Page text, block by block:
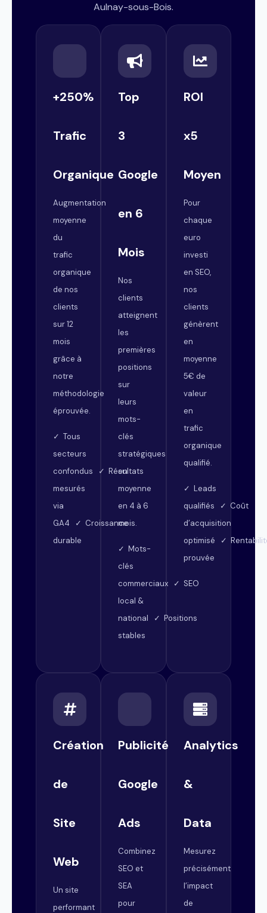
Aulnay-sous-Bois.
+250%
Trafic
Organique
Augmentation
moyenne
du
trafic
organique
de nos
clients
sur 12
mois
grâce à
notre
méthodologie
éprouvée.
✓ Tous
secteurs
confondus ✓ Résultats
mesurés
via
GA4 ✓ Croissance
durable
Top
3
Google
en 6
Mois
Nos
clients
atteignent
les
premières
positions
sur
leurs
mots-
clés
stratégiques
en
moyenne
en 4 à 6
mois.
✓ Mots-
clés
commerciaux ✓ SEO
local &
national ✓ Positions
stables
ROI
x5
Moyen
Pour
chaque
euro
investi
en SEO,
nos
clients
génèrent
en
moyenne
5€ de
valeur
en
trafic
organique
qualifié.
✓ Leads
qualifiés ✓ Coût
d’acquisition
optimisé ✓
prouvée
Création
de
Site
Web
Un site
performant
Publicité
Google
Ads
Combinez
SEO et
SEA
pour
Analytics
&
Data
Mesurez
précisément
l’impact
de